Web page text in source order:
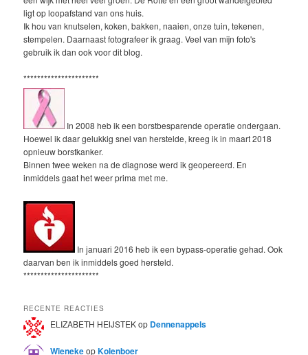
ligt op loopafstand van ons huis.
Ik hou van knutselen, koken, bakken, naaien, onze tuin, tekenen,
stempelen. Daarnaast fotografeer ik graag. Veel van mijn foto's
gebruik ik dan ook voor dit blog.
**********************
In 2008 heb ik een borstbesparende operatie ondergaan.
Hoewel ik daar gelukkig snel van herstelde, kreeg ik in maart 2018
opnieuw borstkanker.
Binnen twee weken na de diagnose werd ik geopereerd. En
inmiddels gaat het weer prima met me.
In januari 2016 heb ik een bypass-operatie gehad. Ook
daarvan ben ik inmiddels goed hersteld.
**********************
RECENTE REACTIES
ELIZABETH HEIJSTEKop Dennenappels
WienekeopKolenboer